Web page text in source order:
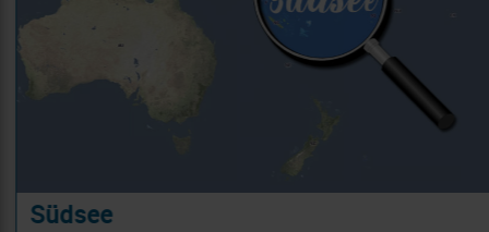
Südsee